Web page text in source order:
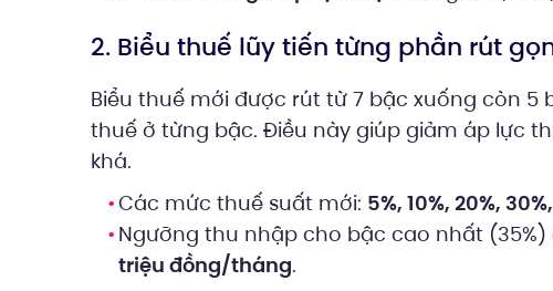
2. Biểu thuế lũy tiến từng phần rút
Biểu thuế mới được rút từ 7 bậc xuống còn
thuế ở từng bậc. Điều này giúp giảm áp lực
khá.
Các mức thuế suất mới: 5%, 10%, 20%,
Ngưỡng thu nhập cho bậc cao nhất
triệu đồng/tháng.